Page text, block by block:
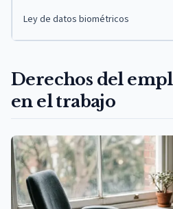
Ley de datos biométricos
Derechos del
en el trabajo